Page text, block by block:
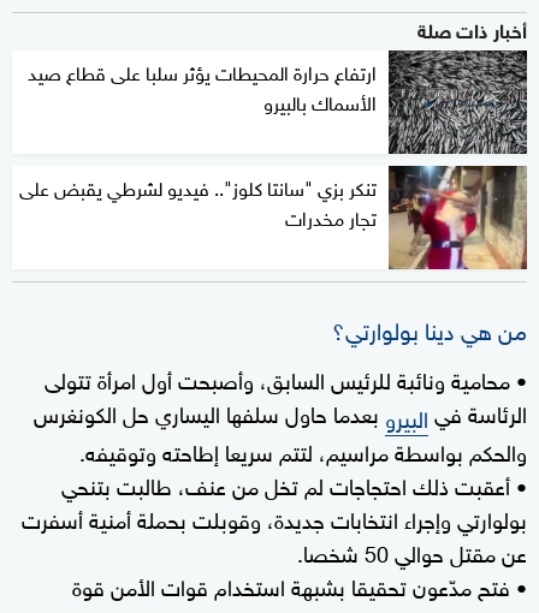
أخبار ذات صلة
ارتفاع حرارة المحيطات يؤثر سلبا على قطاع صيد
الأسماك بالبيرو
تنكر بزي "سانتا كلوز".. فيديو لشرطي يقبض على
تجار مخدرات
من هي دينا بولوارتي؟
• محامية ونائبة للرئيس السابق، وأصبحت أول امرأة تتولى
الرئاسة فيالبيرو بعدما حاول سلفها اليساري حل الكونغرس
والحكم بواسطة مراسيم، لتتم سريعا إطاحته وتوقيفه.
• أعقبت ذلك احتجاجات لم تخل من عنف، طالبت بتنحي
بولوارتي وإجراء انتخابات جديدة، وقوبلت بحملة أمنية أسفرت
عن مقتل حوالي 50 شخصا.
• فتح مدّعون تحقيقا بشبهة استخدام قوات الأمن قوة